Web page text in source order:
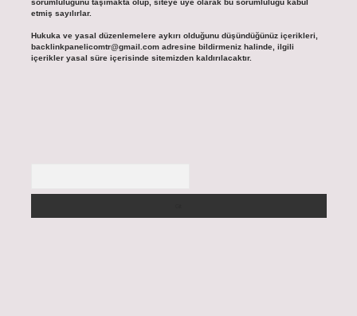
sorumluluğunu taşımakta olup, siteye üye olarak bu sorumluluğu kabul
etmiş sayılırlar.
Hukuka ve yasal düzenlemelere aykırı olduğunu düşündüğünüz içerikleri,
backlinkpanelicomtr@gmail.comadresine bildirmeniz halinde, ilgili
içerikler yasal süre içerisinde sitemizden kaldırılacaktır.